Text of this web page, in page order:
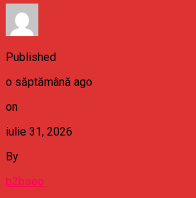
Published
o săptămână ago
on
iulie 31, 2026
By
b2bseo